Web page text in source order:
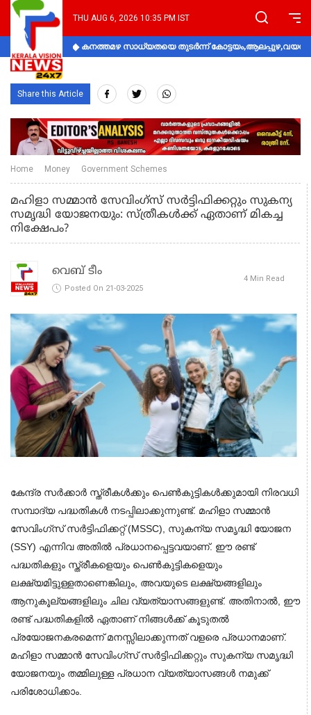
THU AUG 6, 2026 10:35 PM IST
കനത്തമഴ സാധ്യതയെ തുടർന്ന്
Share this Article
Home Money Government Schemes
മഹിളാ സമ്മാൻ സേവിംഗ്സ് സർട്ടിഫിക്കറ്റും സുകന്യ
സമൃദ്ധി യോജനയും: സ്ത്രീകൾക്ക് ഏതാണ് മികച്ച
നിക്ഷേപം?
വെബ് ടീം
Posted On 21-03-2025
4 Min Read
കേന്ദ്ര സർക്കാർ സ്ത്രീകൾക്കും പെൺകുട്ടികൾക്കുമായി നിരവധി
സമ്പാദ്യ പദ്ധതികൾ നടപ്പിലാക്കുന്നുണ്ട്. മഹിളാ സമ്മാൻ
സേവിംഗ്സ് സർട്ടിഫിക്കറ്റ് (MSSC), സുകന്യ സമൃദ്ധി യോജന
(SSY) എന്നിവ അതിൽ പ്രധാനപ്പെട്ടവയാണ്. ഈ രണ്ട്
പദ്ധതികളും സ്ത്രീകളെയും പെൺകുട്ടികളെയും
ലക്ഷ്യമിട്ടുള്ളതാണെങ്കിലും, അവയുടെ ലക്ഷ്യങ്ങളിലും
ആനുകൂല്യങ്ങളിലും ചില വ്യത്യാസങ്ങളുണ്ട്. അതിനാൽ, ഈ
രണ്ട് പദ്ധതികളിൽ ഏതാണ് നിങ്ങൾക്ക് കൂടുതൽ
പ്രയോജനകരമെന്ന് മനസ്സിലാക്കുന്നത് വളരെ പ്രധാനമാണ്.
മഹിളാ സമ്മാൻ സേവിംഗ്സ് സർട്ടിഫിക്കറ്റും സുകന്യ സമൃദ്ധി
യോജനയും തമ്മിലുള്ള പ്രധാന വ്യത്യാസങ്ങൾ നമുക്ക്
പരിശോധിക്കാം.